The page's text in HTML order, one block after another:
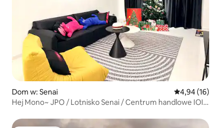
Dom w: Senai Średnia
4,94 (16)
Hej Mono~ JPO / Lotnisko Senai / Centrum handlowe IOI /